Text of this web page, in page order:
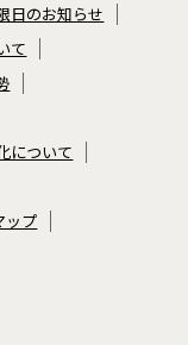
日のお知らせ
て
について
ップ